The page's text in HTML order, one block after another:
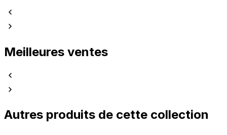
Meilleures ventes
Autres produits de cette collection